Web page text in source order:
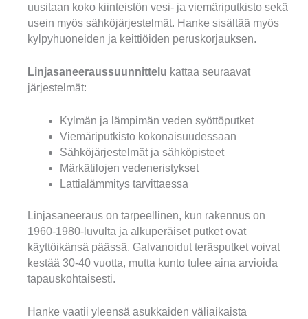
uusitaan koko kiinteistön vesi- ja viemäriputkisto sekä
usein myös sähköjärjestelmät. Hanke sisältää myös
kylpyhuoneiden ja keittiöiden peruskorjauksen.
Linjasaneeraussuunnittelu kattaa seuraavat
järjestelmät:
Kylmän ja lämpimän veden syöttöputket
Viemäriputkisto kokonaisuudessaan
Sähköjärjestelmät ja sähköpisteet
Märkätilojen vedeneristykset
Lattialämmitys tarvittaessa
Linjasaneeraus on tarpeellinen, kun rakennus on
1960-1980-luvulta ja alkuperäiset putket ovat
käyttöikänsä päässä. Galvanoidut teräsputket voivat
kestää 30-40 vuotta, mutta kunto tulee aina arvioida
tapauskohtaisesti.
Hanke vaatii yleensä asukkaiden väliaikaista